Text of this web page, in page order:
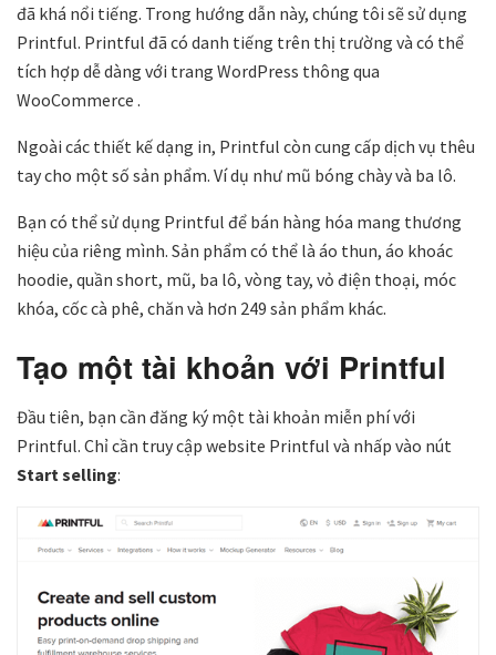
đã khá nổi tiếng. Trong hướng dẫn này, chúng tôi sẽ sử dụng
Printful. Printful đã có danh tiếng trên thị trường và có thể
tích hợp dễ dàng với trang WordPress thông qua
WooCommerce .
Ngoài các thiết kế dạng in, Printful còn cung cấp dịch vụ thêu
tay cho một số sản phẩm. Ví dụ như mũ bóng chày và ba lô.
Bạn có thể sử dụng Printful để bán hàng hóa mang thương
hiệu của riêng mình. Sản phẩm có thể là áo thun, áo khoác
hoodie, quần short, mũ, ba lô, vòng tay, vỏ điện thoại, móc
khóa, cốc cà phê, chăn và hơn 249 sản phẩm khác.
Tạo một tài khoản với Printful
Đầu tiên, bạn cần đăng ký một tài khoản miễn phí với
Printful. Chỉ cần truy cập website Printful và nhấp vào nút
Start selling: